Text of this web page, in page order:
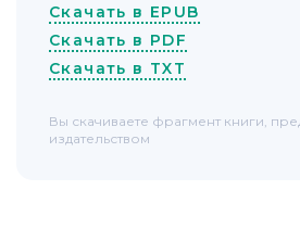
Скачать в EPUB
Скачать в PDF
Скачать в TXT
Вы скачиваете фрагмент книги,
издательством